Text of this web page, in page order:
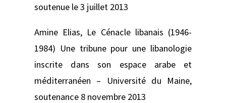
soutenue le 3 juillet 2013
Amine Elias, Le Cénacle libanais (1946-
1984) Une tribune pour une libanologie
inscrite dans son espace arabe et
méditerranéen –
Université du Maine,
soutenance 8 novembre 2013